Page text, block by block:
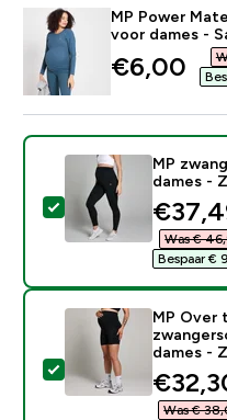
MP Power
voor dames -
€6,00‎
Selecteer dit
MP
dames -
Was €
Bespaar €
Selecteer dit
MP Over
dames -
Was €